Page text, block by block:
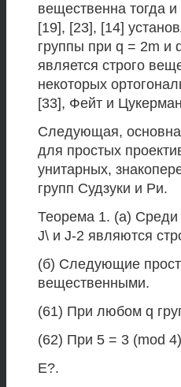
вещественна тогда
[19], [23], [14]
группы при q = 2m и
является строго
некоторых
[33], Фейт и
Следующая,
для простых
унитарных,
групп Судзуки и Ри.
Теорема 1. (а) Среди
J\ и J-2 являются
(б) Следующие
вещественными.
(61) При любом q
(62) При 5 = 3 (mod
Е?.